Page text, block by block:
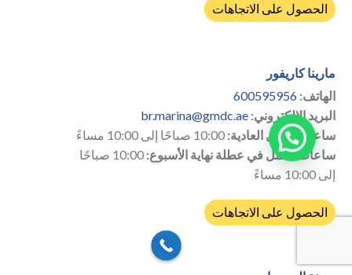
الحصول على الاتجاهات
مارينا كاريفور
الهاتف: 600595956
البريد الإلكتروني: br.marina@gmdc.ae
ساعات العمل العادية:
ساعات العمل في عطلة نهاية الأسبوع:
10:00 صباحًا
إلى 10:00 مساءً
الحصول على الاتجاهات